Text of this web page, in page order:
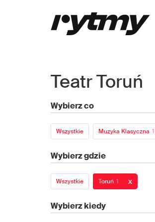
Teatr Toruń
Wybierz co
Wszystkie Muzyka Klasyczna 1
Wybierz gdzie
Wszystkie Toruń 1 x
Wybierz kiedy